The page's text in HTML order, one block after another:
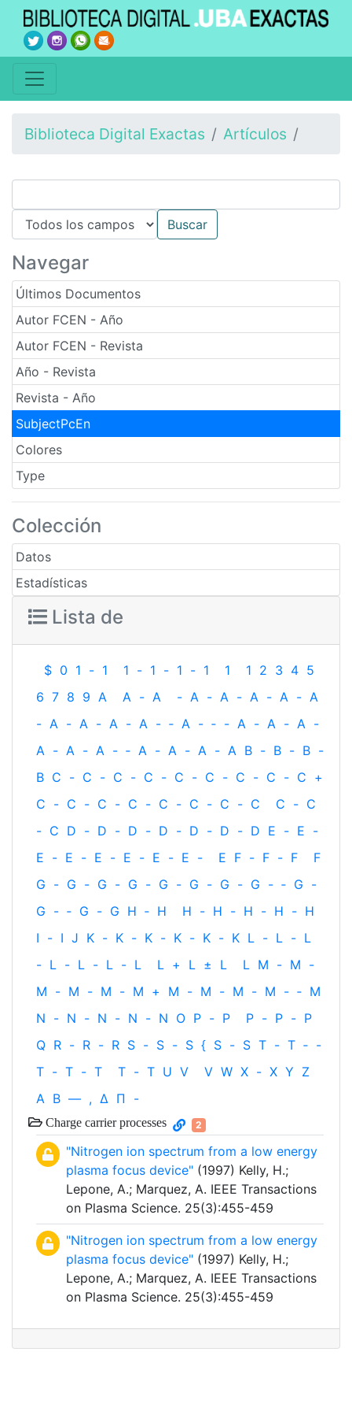
Biblioteca Digital Exactas Artículos
Navegar
Últimos Documentos
Autor FCEN - Año
Autor FCEN - Revista
Año - Revista
Revista - Año
SubjectPcEn
Colores
Type
Colección
Datos
Estadísticas
Lista de
$ 0 1 - 1 1 - 1 - 1 - 1 1 1 2 3 4 5
6 7 8 9 A A - A - A - A - A - A - A
- A - A - A - A - ‐ A - ‐ - A - A - A -
A - A - A - ‐ A - A - A - A B - B - B -
B C - C - C - C - C - C - C - C - C +
C - C - C - C - C - C - C - C C - C
- C D - D - D - D - D - D - D E - E -
E - E - E - E - E - E - E F - F - F
F
G - G - G - G - G - G - G - G - ‐ G -
G - ‐ G - G H ‐ H H - H - H - H - H
I - I J K - K - K - K - K - K L - L - L
- L - L - L - L L + L ± L L M - M -
M - M - M - M + M - M - M - M - ‐ M
N - N - N - N - N O P - P P - P - P
Q R - R - R S - S - S { S - S T - T ‐ -
T - T - T T - T U V V W X - X Y Z
Α Β — , Δ Π -
Charge carrier processes 2
"Nitrogen ion spectrum from a low energy
plasma focus device" (1997) Kelly, H.;
Lepone, A.; Marquez, A. IEEE Transactions
on Plasma Science. 25(3):455-459
"Nitrogen ion spectrum from a low energy
plasma focus device" (1997) Kelly, H.;
Lepone, A.; Marquez, A. IEEE Transactions
on Plasma Science. 25(3):455-459